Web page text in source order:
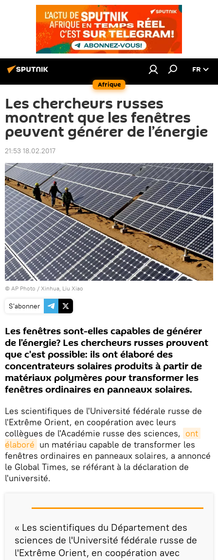
Afrique
FR
Les chercheurs russes
montrent que les fenêtres
peuvent générer de l’énergie
21:53 18.02.2017
© AP Photo / Xinhua, Liu Xiao
S'abonner
Les fenêtres sont-elles capables de générer
de l’énergie? Les chercheurs russes prouvent
que c'est possible: ils ont élaboré des
concentrateurs solaires produits à partir de
matériaux polymères pour transformer les
fenêtres ordinaires en panneaux solaires.
Les scientifiques de l'Université fédérale russe de
l'Extrême Orient, en coopération avec leurs
collègues de l'Académie russe des sciences, ont
élaboré un matériau capable de transformer les
fenêtres ordinaires en panneaux solaires, a annoncé
le Global Times, se référant à la déclaration de
l'université.
« Les scientifiques du Département des
sciences de l'Université fédérale russe de
l'Extrême Orient, en coopération avec